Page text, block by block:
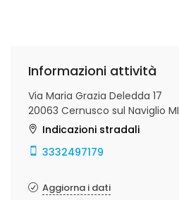
Informazioni attività
Via Maria Grazia Deledda 17
20063 Cernusco sul Naviglio MI
Indicazioni stradali
3332497179
Aggiorna i dati